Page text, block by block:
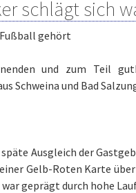
schlägt sich
gehört
und zum Teil
Schweina und Bad
späte Ausgleich der
Gelb-Roten Karte
war geprägt durch hohe